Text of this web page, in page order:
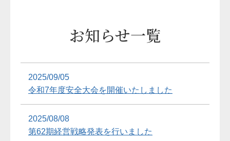
お知らせ一覧
2025/09/05
令和7年度安全大会を開催いたしました
2025/08/08
第62期経営戦略発表を行いました